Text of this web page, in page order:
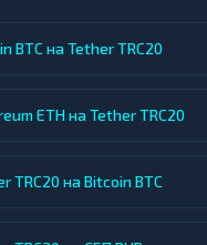
BTC на Tether TRC20
ETH на Tether TRC20
TRC20 на Bitcoin BTC